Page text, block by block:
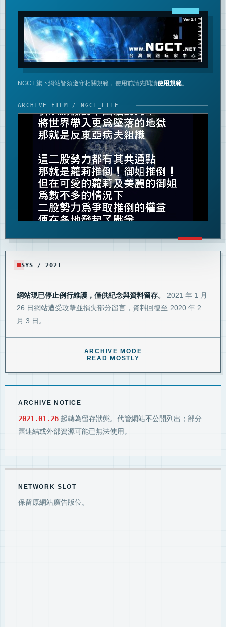
NGCT 旗下網站皆須遵守相關規範，使用前請先閱讀使用規範。
ARCHIVE FILM / NGCT_LITE
SYS / 2021
網站現已停止例行維護，僅供紀念與資料留存。
2021 年 1 月
26 日網站遭受攻擊並損失部分留言，資料回復至 2020 年 2
月 3 日。
ARCHIVE MODE
READ MOSTLY
ARCHIVE NOTICE
2021.01.26 起轉為留存狀態。代管網站不公開列出；部分
舊連結或外部資源可能已無法使用。
NETWORK SLOT
保留原網站廣告版位。